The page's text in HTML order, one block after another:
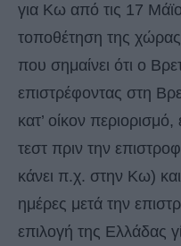
για Κω από τις 17
τοποθέτηση της
που σημαίνει ότι ο
επιστρέφοντας στη
κατ’ οίκον
τεστ πριν την
κάνει π.χ. στην Κω)
ημέρες μετά την
επιλογή της Ελλάδας